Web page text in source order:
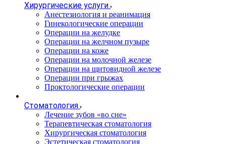
Хирургические услуги
Анестезиология и реанимация
Гинекологические операции
Операции на желудке
Операции на желчном пузыре
Операции на коже
Операции на молочной железе
Операции на щитовидной железе
Операции при грыжах
Проктологические операции
Стоматология
Лечение зубов «во сне»
Терапевтическая стоматология
Хирургическая стоматология
Эстетическая стоматология